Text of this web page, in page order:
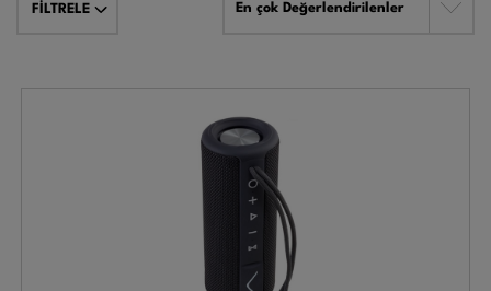
FİLTRELE En çok Değerlendirilenler